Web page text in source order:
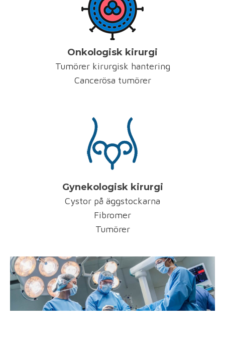
Onkologisk kirurgi
Tumörer kirurgisk hantering
Cancerösa tumörer
Gynekologisk kirurgi
Cystor på äggstockarna
Fibromer
Tumörer